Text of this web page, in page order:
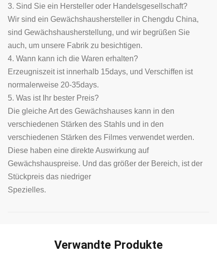
3. Sind Sie ein Hersteller oder Handelsgesellschaft?
Wir sind ein Gewächshaushersteller in Chengdu China,
sind Gewächshausherstellung, und wir begrüßen Sie
auch, um unsere Fabrik zu besichtigen.
4. Wann kann ich die Waren erhalten?
Erzeugniszeit ist innerhalb 15days, und Verschiffen ist
normalerweise 20-35days.
5. Was ist Ihr bester Preis?
Die gleiche Art des Gewächshauses kann in den
verschiedenen Stärken des Stahls und in den
verschiedenen Stärken des Filmes verwendet werden.
Diese haben eine direkte Auswirkung auf
Gewächshauspreise. Und das größer der Bereich, ist der
Stückpreis das niedriger
Spezielles.
Verwandte Produkte